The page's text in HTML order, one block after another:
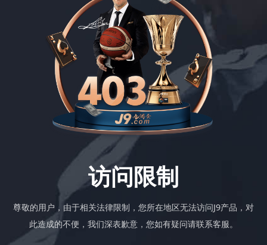
访问限制
尊敬的用户，由于相关法律限制，您所在地区无法访问J9产品，对
此造成的不便，我们深表歉意，您如有疑问请联系客服。